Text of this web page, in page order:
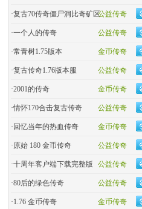
公益传奇
·复古70传奇僵尸洞比奇矿区
公益传奇
·一个人的传奇
金币传奇
·常青树1.75版本
公益传奇
·复古传奇1.76版本服
金币传奇
·2001的传奇
公益传奇
·情怀170合击复古传奇
金币传奇
· 回忆当年的热血传奇
公益传奇
·原始 180 金币传奇
公益传奇
·十周年客户端下载完整版
公益传奇
·80后的绿色传奇
金币传奇
·1.76 金币传奇